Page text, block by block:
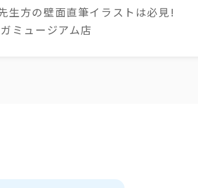
生方の壁面直筆イラストは必見!
ミュージアム店